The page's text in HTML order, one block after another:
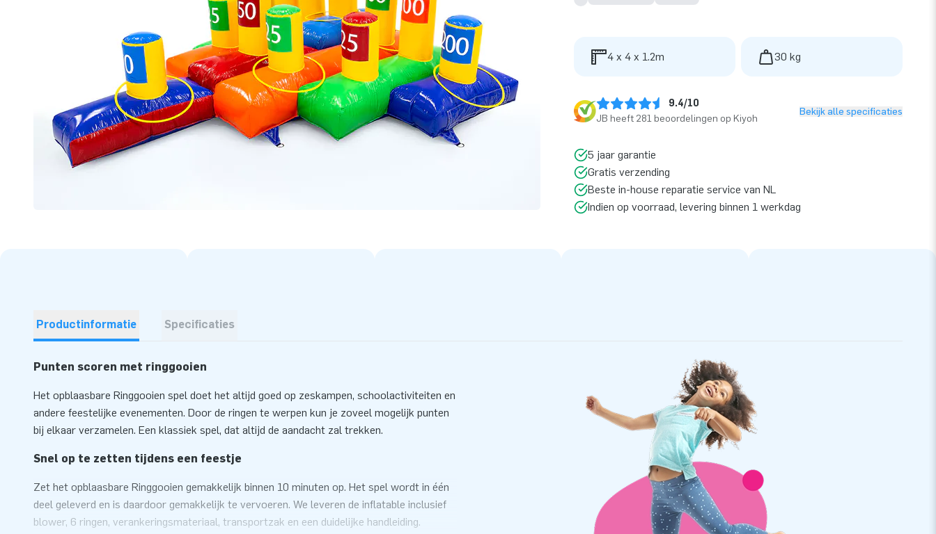
4 x 4 x 1.2m 30 kg
9.4/10
JB heeft 281 beoordelingen op Kiyoh
Bekijk alle specificaties
5 jaar garantie
Gratis verzending
Beste in-house reparatie service van NL
Indien op voorraad, levering binnen 1 werkdag
Productinformatie Specificaties
Punten scoren met ringgooien
Het opblaasbare Ringgooien spel doet het altijd goed op zeskampen, schoolactiviteiten en
andere feestelijke evenementen. Door de ringen te werpen kun je zoveel mogelijk punten
bij elkaar verzamelen. Een klassiek spel, dat altijd de aandacht zal trekken.
Snel op te zetten tijdens een feestje
Zet het opblaasbare Ringgooien gemakkelijk binnen 10 minuten op. Het spel wordt in één
deel geleverd en is daardoor gemakkelijk te vervoeren. We leveren de inflatable inclusief
blower, 6 ringen, verankeringsmateriaal, transportzak en een duidelijke handleiding.